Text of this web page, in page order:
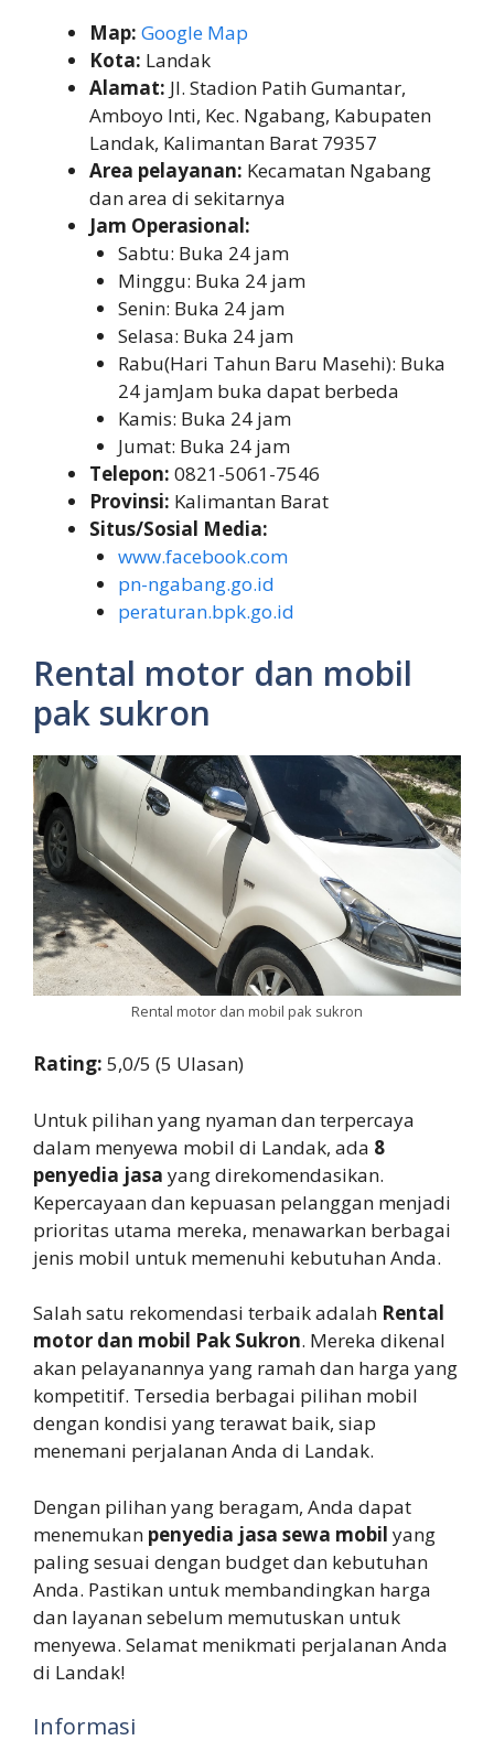
Map: Google Map
Kota: Landak
Alamat: Jl. Stadion Patih Gumantar,
Amboyo Inti, Kec. Ngabang, Kabupaten
Landak, Kalimantan Barat 79357
Area pelayanan: Kecamatan Ngabang
dan area di sekitarnya
Jam Operasional:
Sabtu: Buka 24 jam
Minggu: Buka 24 jam
Senin: Buka 24 jam
Selasa: Buka 24 jam
Rabu(Hari Tahun Baru Masehi): Buka
24 jamJam buka dapat berbeda
Kamis: Buka 24 jam
Jumat: Buka 24 jam
Telepon: 0821-5061-7546
Provinsi: Kalimantan Barat
Situs/Sosial Media:
www.facebook.com
pn-ngabang.go.id
peraturan.bpk.go.id
Rental motor dan mobil
pak sukron
Rental motor dan mobil pak sukron
Rating: 5,0/5 (5 Ulasan)
Untuk pilihan yang nyaman dan terpercaya
dalam menyewa mobil di Landak, ada 8
penyedia jasa yang direkomendasikan.
Kepercayaan dan kepuasan pelanggan menjadi
prioritas utama mereka, menawarkan berbagai
jenis mobil untuk memenuhi kebutuhan Anda.
Salah satu rekomendasi terbaik adalah Rental
motor dan mobil Pak Sukron. Mereka dikenal
akan pelayanannya yang ramah dan harga yang
kompetitif. Tersedia berbagai pilihan mobil
dengan kondisi yang terawat baik, siap
menemani perjalanan Anda di Landak.
Dengan pilihan yang beragam, Anda dapat
menemukan penyedia jasa sewa mobil yang
paling sesuai dengan budget dan kebutuhan
Anda. Pastikan untuk membandingkan harga
dan layanan sebelum memutuskan untuk
menyewa. Selamat menikmati perjalanan Anda
di Landak!
Informasi